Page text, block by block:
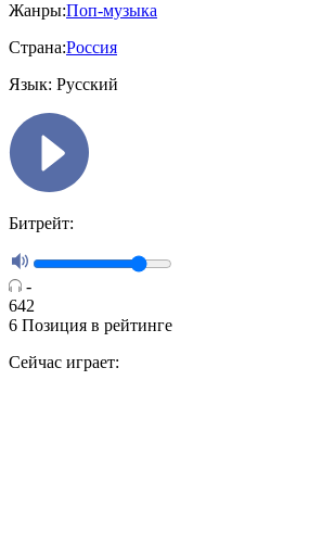
Жанры:Поп-музыка
Страна:Россия
Язык: Русский
Битрейт:
-
642
6 Позиция в рейтинге
Сейчас играет: